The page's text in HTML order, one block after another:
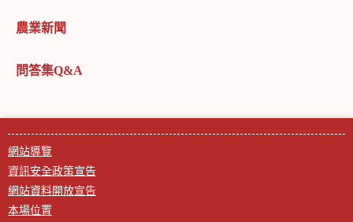
農業新聞
問答集Q&A
網站導覽
資訊安全政策宣告
網站資料開放宣告
本場位置